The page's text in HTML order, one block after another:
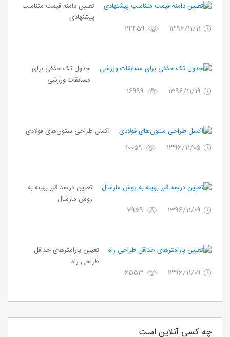
تعیین دامنه قیمت متناسب
پیشنهادی
1396/11/11
24459
جدول تک حذفی برای
مسابقات ورزشی
1396/11/19
16999
اکسل طراحی ستون‌های فولادی
1396/11/05
10059
تعیین درصد قیر بهینه به
روش مارشال
1396/11/09
7959
تعیین پارامترهای حداقل
طراحی راه
1396/11/09
6553
چه کسی آنلاین است